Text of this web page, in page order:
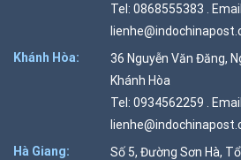
Tel: 0868555383 .
Khánh Hòa:
36 Nguyễn Văn Đăng,
Khánh Hòa
Tel: 0934562259 .
Hà Giang:
Số 5, Đường Sơn Hà,